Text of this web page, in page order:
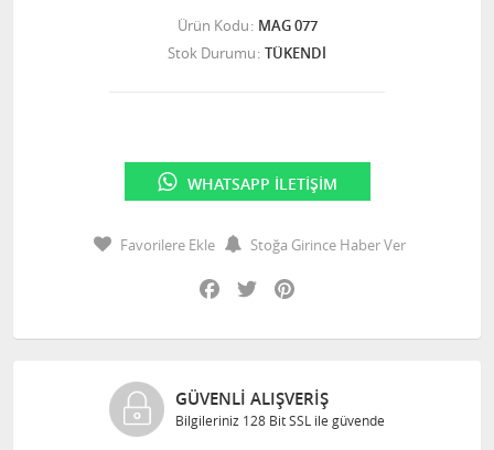
Ürün Kodu MAG 077
Stok Durumu TÜKENDİ
WHATSAPP İLETIŞIM
Favorilere Ekle
Stoğa Girince Haber Ver
Facebook
Twitter
GÜVENLI ALIŞVERIŞ
Bilgileriniz 128 Bit SSL ile güvende